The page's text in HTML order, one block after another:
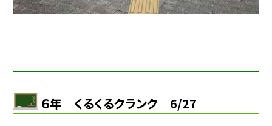
６年 くるくるクランク 6/27